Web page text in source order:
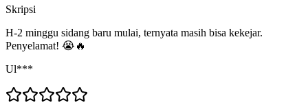
Skripsi
H-2 minggu sidang baru mulai, ternyata masih bisa kekejar.
Penyelamat! 😭🔥
Ul***